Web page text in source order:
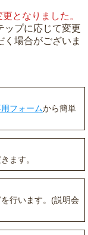
となりました。
ップに応じて変更
場合がございま
フォームから簡単
ます。
行います。(説明会